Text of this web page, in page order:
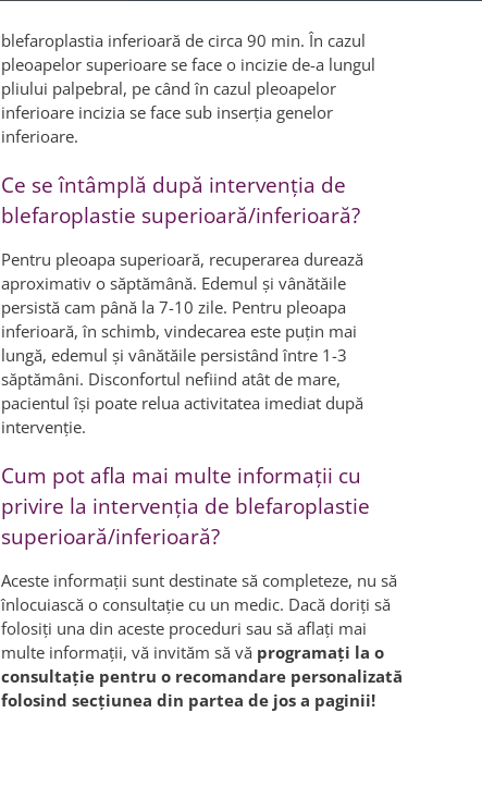
blefaroplastia inferioară de circa 90 min. În cazul
pleoapelor superioare se face o incizie de-a lungul
pliului palpebral, pe când în cazul pleoapelor
inferioare incizia se face sub inserţia genelor
inferioare.
Ce se întâmplă după intervenţia de
blefaroplastie superioară/inferioară?
Pentru pleoapa superioară, recuperarea durează
aproximativ o săptămână. Edemul şi vânătăile
persistă cam până la 7-10 zile. Pentru pleoapa
inferioară, în schimb, vindecarea este puţin mai
lungă, edemul şi vânătăile persistând între 1-3
săptămâni. Disconfortul nefiind atât de mare,
pacientul îşi poate relua activitatea imediat după
intervenţie.
Cum pot afla mai multe informaţii cu
privire la intervenţia de blefaroplastie
superioară/inferioară?
Aceste informaţii sunt destinate să completeze, nu să
înlocuiască o consultație cu un medic. Dacă doriţi să
folosiţi una din aceste proceduri sau să aflaţi mai
multe informaţii, vă invităm să vă programaţi la o
consultaţie pentru o recomandare personalizată
folosind secțiunea din partea de jos a paginii!